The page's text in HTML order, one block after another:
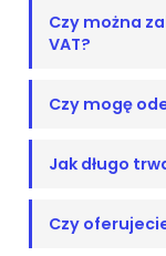
Czy można
VAT?
Czy mogę
Jak długo
Czy